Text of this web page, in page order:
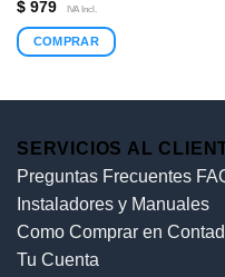
Valorado
con4.86de
5
$979 IVA Incl.
COMPRAR
SERVICIOS AL
Preguntas Frecuentes
Instaladores y Manuales
Como Comprar en
Tu Cuenta